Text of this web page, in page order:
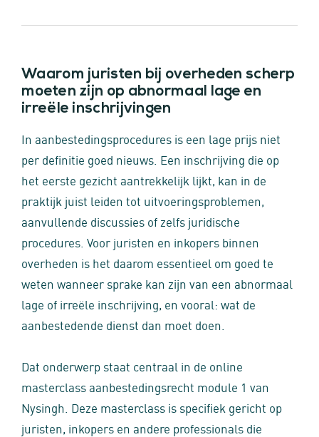
Waarom juristen bij overheden scherp
moeten zijn op abnormaal lage en
irreële inschrijvingen
In aanbestedingsprocedures is een lage prijs niet
per definitie goed nieuws. Een inschrijving die op
het eerste gezicht aantrekkelijk lijkt, kan in de
praktijk juist leiden tot uitvoeringsproblemen,
aanvullende discussies of zelfs juridische
procedures. Voor juristen en inkopers binnen
overheden is het daarom essentieel om goed te
weten wanneer sprake kan zijn van een abnormaal
lage of irreële inschrijving, en vooral: wat de
aanbestedende dienst dan moet doen.
Dat onderwerp staat centraal in de online
masterclass aanbestedingsrecht module 1 van
Nysingh. Deze masterclass is specifiek gericht op
juristen, inkopers en andere professionals die